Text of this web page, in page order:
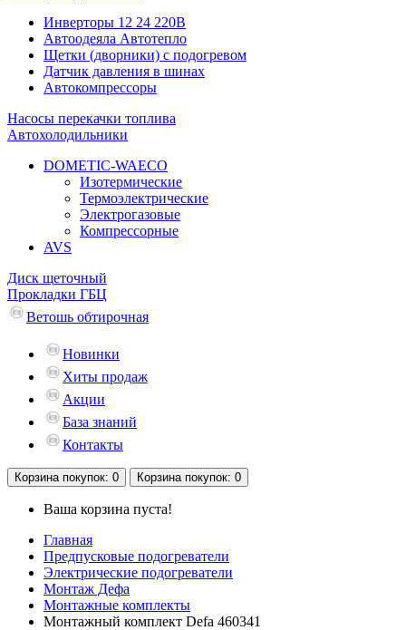
Инверторы 12 24 220В
Автоодеяла Автотепло
Щетки (дворники) с подогревом
Датчик давления в шинах
Автокомпрессоры
Насосы перекачки топлива
Автохолодильники
DOMETIC-WAECO
Изотермические
Термоэлектрические
Электрогазовые
Компрессорные
AVS
Диск щеточный
Прокладки ГБЦ
Ветошь обтирочная
Новинки
Хиты продаж
Акции
База знаний
Контакты
Корзина покупок: 0 Корзина покупок: 0
Ваша корзина пуста!
Главная
Предпусковые подогреватели
Электрические подогреватели
Монтаж Дефа
Монтажные комплекты
Монтажный комплект Defa 460341